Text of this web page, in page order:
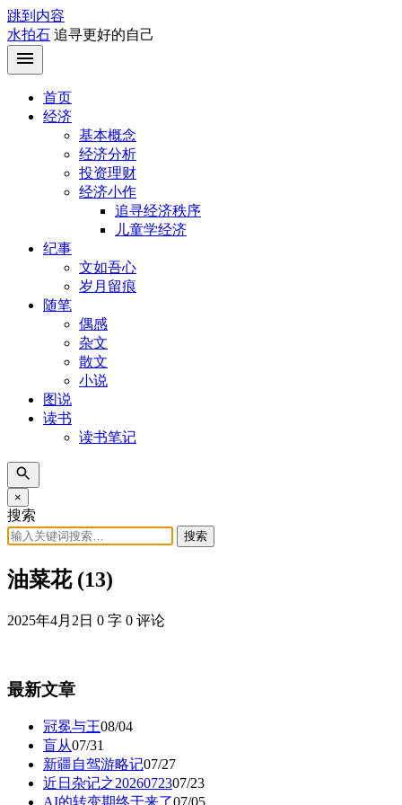
跳到内容
水拍石 追寻更好的自己
首页
经济
基本概念
经济分析
投资理财
经济小作
追寻经济秩序
儿童学经济
纪事
文如吾心
岁月留痕
随笔
偶感
杂文
散文
小说
图说
读书
读书笔记
×
搜索
搜索
油菜花 (13)
2025年4月2日 0 字 0 评论
最新文章
冠冕与王08/04
盲从07/31
新疆自驾游略记07/27
近日杂记之2026072307/23